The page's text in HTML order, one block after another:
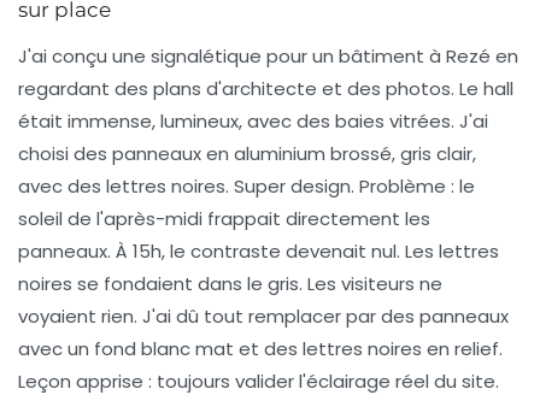
sur place
J'ai conçu une signalétique pour un bâtiment à Rezé en
regardant des plans d'architecte et des photos. Le hall
était immense, lumineux, avec des baies vitrées. J'ai
choisi des panneaux en aluminium brossé, gris clair,
avec des lettres noires. Super design. Problème : le
soleil de l'après-midi frappait directement les
panneaux. À 15h, le contraste devenait nul. Les lettres
noires se fondaient dans le gris. Les visiteurs ne
voyaient rien. J'ai dû tout remplacer par des panneaux
avec un fond blanc mat et des lettres noires en relief.
Leçon apprise : toujours valider l'éclairage réel du site.